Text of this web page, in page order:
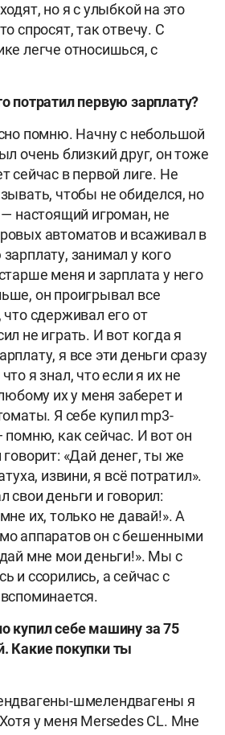
но я с улыбкой на это
спросят, так отвечу. С
легче относишься, с
потратил первую зарплату?
помню. Начну с небольшой
очень близкий друг, он тоже
сейчас в первой лиге. Не
чтобы не обиделся, но
настоящий игроман, не
автоматов и всаживал в
занимал у кого
меня и зарплата у него
он проигрывал все
сдерживал его от
не играть. И вот когда я
я все эти деньги сразу
я знал, что если я их не
их у меня заберет и
Я себе купил mp3-
помню, как сейчас. И вот он
«Дай денег, ты же
извини, я всё потратил».
свои деньги и говорил:
их, только не давай!». А
аппаратов он с бешенными
мне мои деньги!». Мы с
и ссорились, а сейчас с
купил себе машину за 75
Какие покупки ты
шмелендвагены я
у меня Mersedes CL. Мне